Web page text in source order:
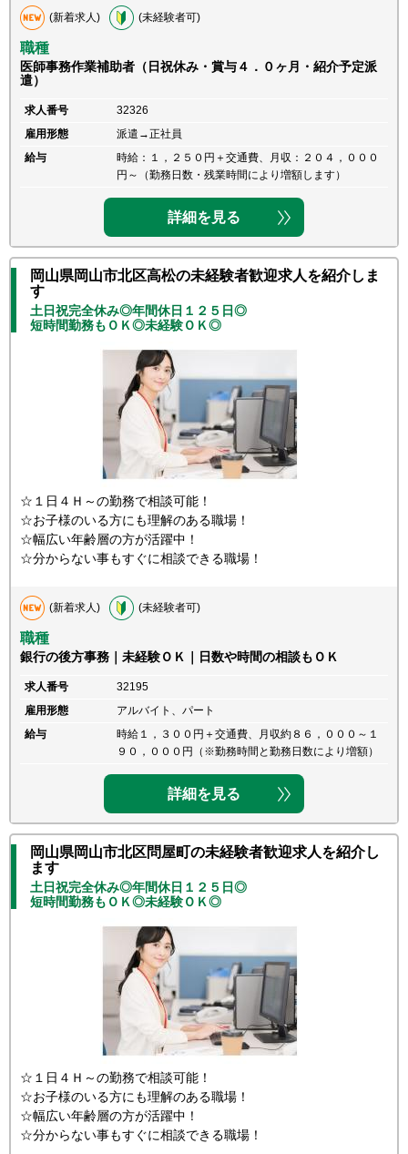
(新着求人) (未経験者可)
職種
医師事務作業補助者（日祝休み・賞与４．０ヶ月・紹介予定派
遣）
求人番号
32326
雇用形態
派遣→正社員
給与
時給：１，２５０円＋交通費、月収：２０４，０００
円～（勤務日数・残業時間により増額します）
詳細を見る
岡山県岡山市北区高松の未経験者歓迎求人を紹介しま
す
土日祝完全休み◎年間休日１２５日◎
短時間勤務もＯＫ◎未経験ＯＫ◎
☆１日４Ｈ～の勤務で相談可能！
☆お子様のいる方にも理解のある職場！
☆幅広い年齢層の方が活躍中！
☆分からない事もすぐに相談できる職場！
(新着求人) (未経験者可)
職種
銀行の後方事務｜未経験ＯＫ｜日数や時間の相談もＯＫ
求人番号
32195
雇用形態
アルバイト、パート
給与
時給１，３００円＋交通費、月収約８６，０００～１
９０，０００円（※勤務時間と勤務日数により増額）
詳細を見る
岡山県岡山市北区問屋町の未経験者歓迎求人を紹介し
ます
土日祝完全休み◎年間休日１２５日◎
短時間勤務もＯＫ◎未経験ＯＫ◎
☆１日４Ｈ～の勤務で相談可能！
☆お子様のいる方にも理解のある職場！
☆幅広い年齢層の方が活躍中！
☆分からない事もすぐに相談できる職場！